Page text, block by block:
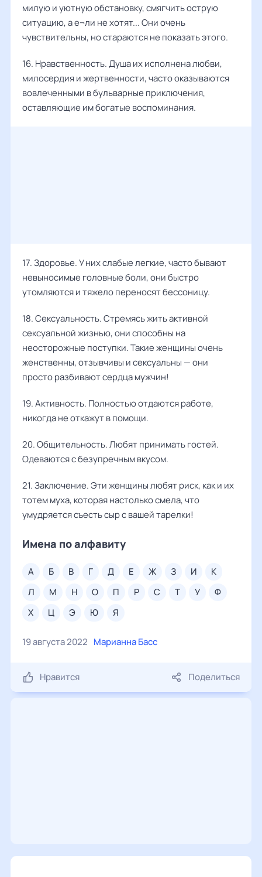
милую и уютную обстановку, смягчить острую
ситуацию, а е¬ли не хотят... Они очень
чувствительны, но стараются не показать этого.
16. Нравственность. Душа их исполнена любви,
милосердия и жертвенности, часто оказываются
вовлеченными в бульварные приключения,
оставляющие им богатые воспоминания.
17. Здоровье. У них слабые легкие, часто бывают
невыносимые головные боли, они быстро
утомляются и тяжело переносят бессоницу.
18. Сексуальность. Стремясь жить активной
сексуальной жизнью, они способны на
неосторожные поступки. Такие женщины очень
женственны, отзывчивы и сексуальны — они
просто разбивают сердца мужчин!
19. Активность. Полностью отдаются работе,
никогда не откажут в помощи.
20. Общительность. Любят принимать гостей.
Одеваются с безупречным вкусом.
21. Заключение. Эти женщины любят риск, как и их
тотем муха, которая настолько смела, что
умудряется съесть сыр с вашей тарелки!
Имена по алфавиту
а б в г д е ж з и
к
л
м н о п р с т у
ф
х
ц э ю я
19 августа 2022 Марианна Басс
Нравится Поделиться